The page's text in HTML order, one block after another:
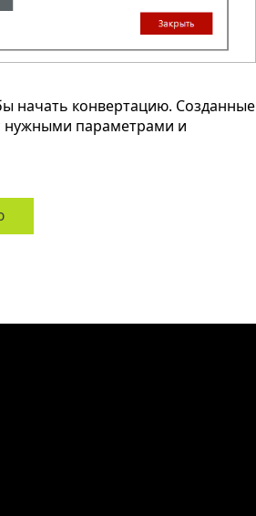
начать конвертацию. Созданные
нужными параметрами и